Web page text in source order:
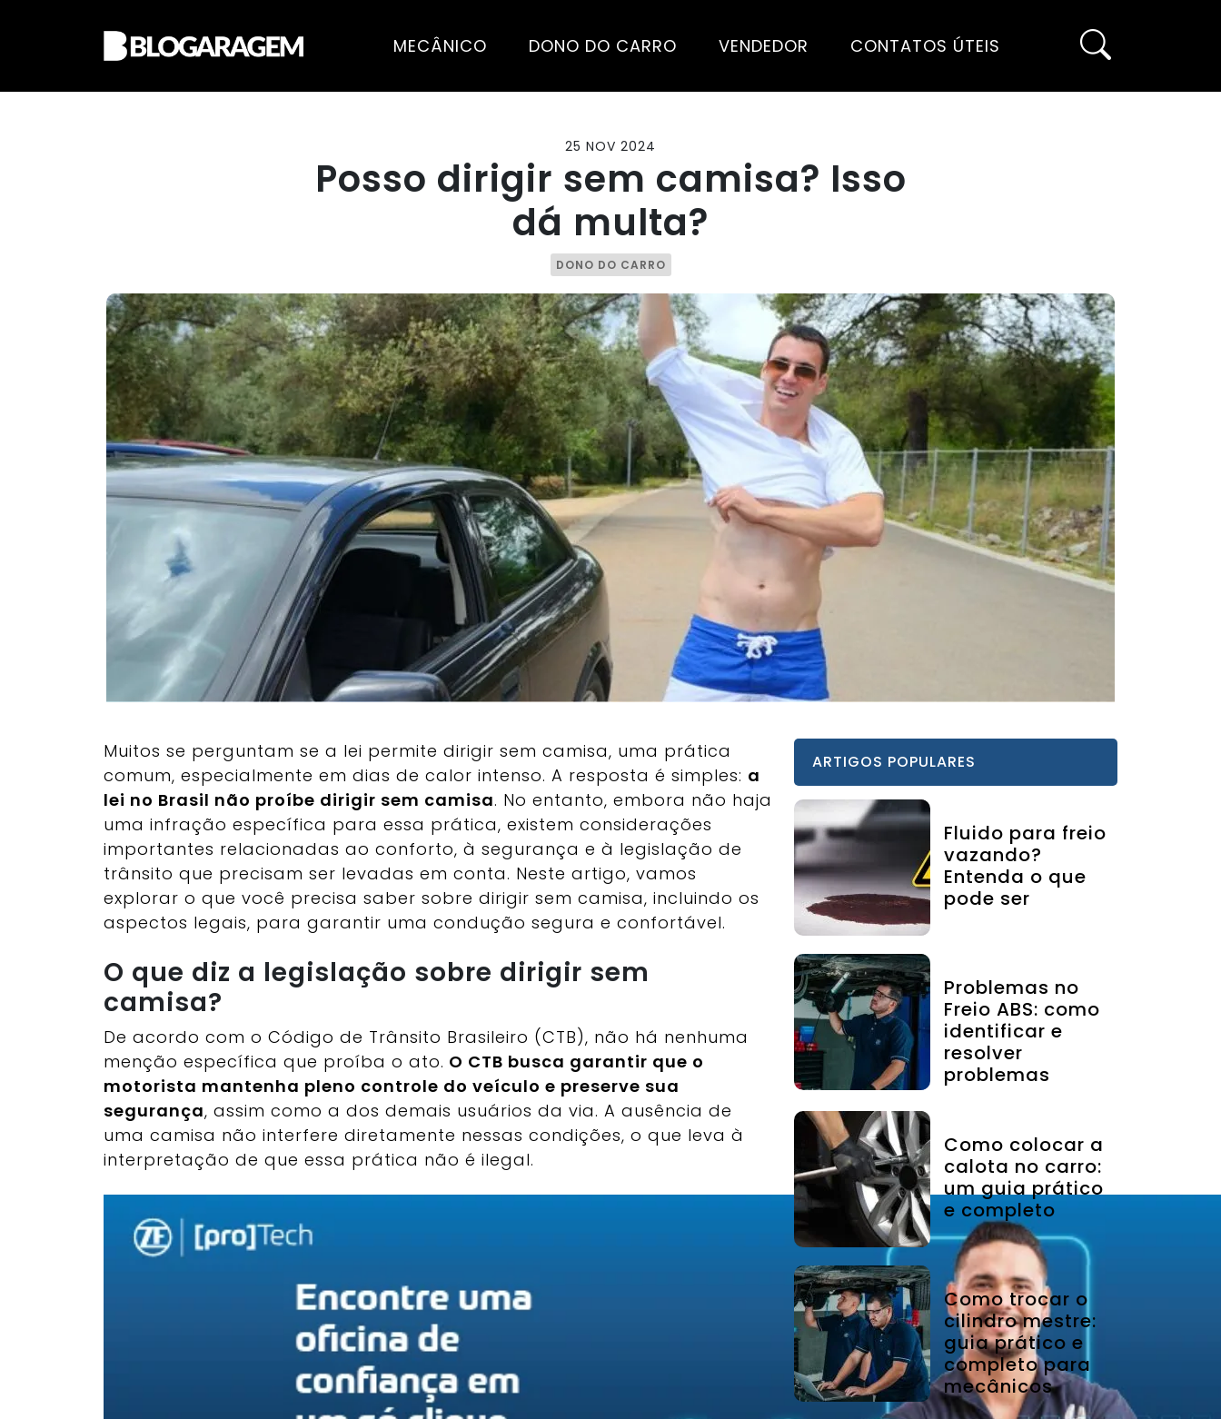
MECÂNICO DONO DO CARRO VENDEDOR CONTATOS ÚTEIS
25 NOV 2024
Posso dirigir sem camisa? Isso
dá multa?
DONO DO CARRO
Muitos se perguntam se a lei permite dirigir sem camisa, uma prática
comum, especialmente em dias de calor intenso. A resposta é simples: a
lei no Brasil não proíbe dirigir sem camisa. No entanto, embora não haja
uma infração específica para essa prática, existem considerações
importantes relacionadas ao conforto, à segurança e à legislação de
trânsito que precisam ser levadas em conta. Neste artigo, vamos
explorar o que você precisa saber sobre dirigir sem camisa, incluindo os
aspectos legais, para garantir uma condução segura e confortável.
O que diz a legislação sobre dirigir sem
camisa?
De acordo com o Código de Trânsito Brasileiro (CTB), não há nenhuma
menção específica que proíba o ato. O CTB busca garantir que o
motorista mantenha pleno controle do veículo e preserve sua
segurança, assim como a dos demais usuários da via. A ausência de
uma camisa não interfere diretamente nessas condições, o que leva à
interpretação de que essa prática não é ilegal.
ARTIGOS POPULARES
Fluido para freio
vazando?
Entenda o que
pode ser
Problemas no
Freio ABS: como
identificar e
resolver
problemas
Como colocar a
calota no carro:
um guia prático
e completo
Como trocar o
cilindro mestre:
guia prático e
completo para
mecânicos